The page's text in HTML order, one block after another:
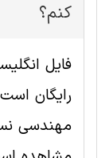
کنم؟
رایگان
مهندسی